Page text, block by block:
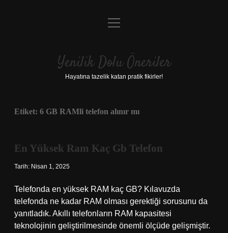
Anasayfa
Yasal Uyarı
menüyü
Yenilik Dolu Öneriler
Hayatına tazelik katan pratik fikirler!
Etiket: 6 GB RAMli telefon alınır mı
En Yüksek Ram Kaç Gb Telefon
Tarih: Nisan 1, 2025
Telefonda en yüksek RAM kaç GB? Kılavuzda
telefonda ne kadar RAM olması gerektiği sorusunu da
yanıtladık. Akıllı telefonların RAM kapasitesi
teknolojinin geliştirilmesinde önemli ölçüde gelişmiştir.